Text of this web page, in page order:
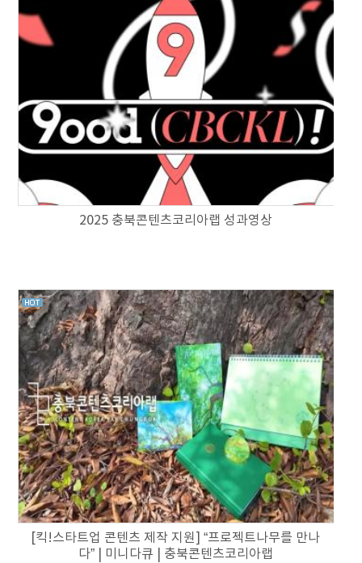
2025 충북콘텐츠코리아랩 성과영상
[킥!스타트업 콘텐츠 제작 지원] “프로젝트나무를 만나
다” | 미니다큐 | 충북콘텐츠코리아랩